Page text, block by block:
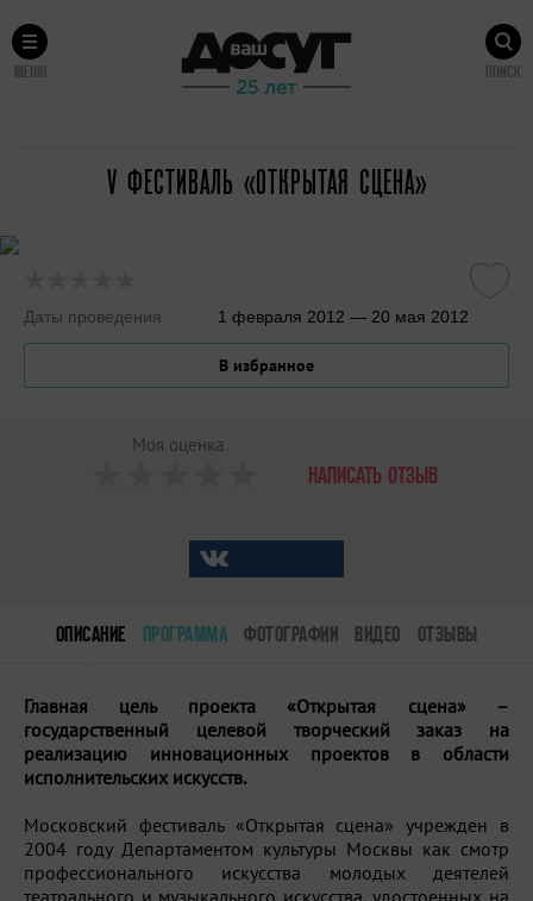
МЕНЮ ПОИСК
V ФЕСТИВАЛЬ «ОТКРЫТАЯ СЦЕНА»
Даты проведения 1 февраля 2012 — 20 мая 2012
В избранное
Моя оценка
НАПИСАТЬ ОТЗЫВ
ОПИСАНИЕ ПРОГРАММА ФОТОГРАФИИ ВИДЕО ОТЗЫВЫ
Главная цель проекта «Открытая сцена» –
государственный целевой творческий заказ на
реализацию инновационных проектов в области
исполнительских искусств.
Московский фестиваль «Открытая сцена» учрежден в
2004 году Департаментом культуры Москвы как смотр
профессионального искусства молодых деятелей